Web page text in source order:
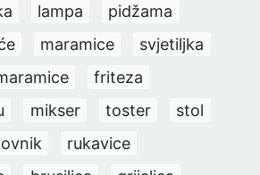
lampa
pidžama
maramice
svjetiljka
friteza
mikser toster
stol
rukavice